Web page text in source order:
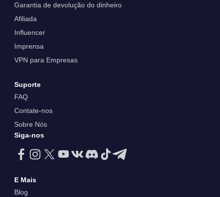
Garantia de devolução do dinheiro
Afiliada
Influencer
Imprensa
VPN para Empresas
Suporte
FAQ
Contate-nos
Sobre Nós
Siga-nos
E Mais
Blog